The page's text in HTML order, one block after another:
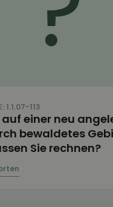
1.1.07-113
auf einer neu
bewaldetes
Sie rechnen?